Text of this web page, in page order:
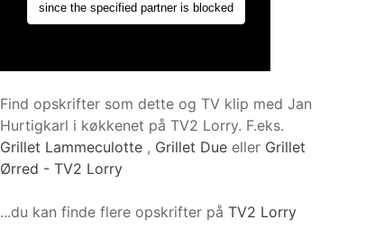
Find opskrifter som dette og TV klip med Jan
Hurtigkarl i køkkenet på TV2 Lorry. F.eks.
Grillet Lammeculotte , Grillet Due eller Grillet
Ørred - TV2 Lorry
...du kan finde flere opskrifter påTV2 Lorry